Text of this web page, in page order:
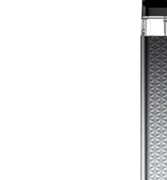
ATOMIZÉRY A CARTRIDGE